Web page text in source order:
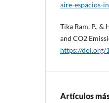
aire-espacios-
Tika Ram, P.,
and CO2
https://doi.org/
Artículos